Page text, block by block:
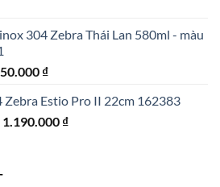
₫.là:
304 Zebra Thái Lan 580ml - màu
₫.
₫Giá
tại
là:
Zebra Estio Pro II 22cm 162383
Giá
1.590.000 ₫.
1.190.000 ₫Giá